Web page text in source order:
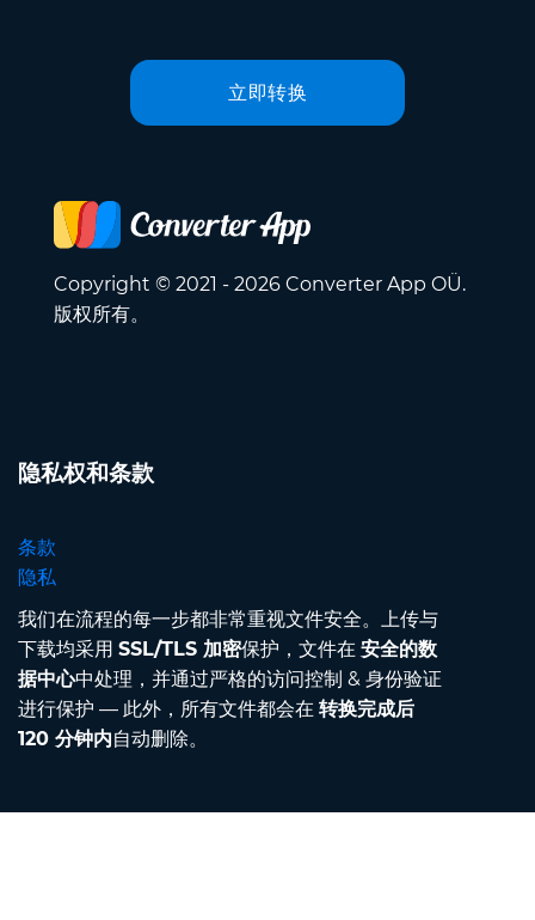
立即转换
Copyright © 2021 - 2026 Converter App OÜ.
版权所有。
隐私权和条款
条款
隐私
我们在流程的每一步都非常重视文件安全。上传与
下载均采用 SSL/TLS 加密保护，文件在 安全的数
据中心中处理，并通过严格的访问控制 & 身份验证
进行保护 — 此外，所有文件都会在 转换完成后
120 分钟内自动删除。